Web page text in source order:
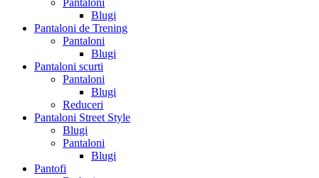
Pantaloni
Blugi
Pantaloni de Trening
Pantaloni
Blugi
Pantaloni scurti
Pantaloni
Blugi
Reduceri
Pantaloni Street Style
Blugi
Pantaloni
Blugi
Pantofi